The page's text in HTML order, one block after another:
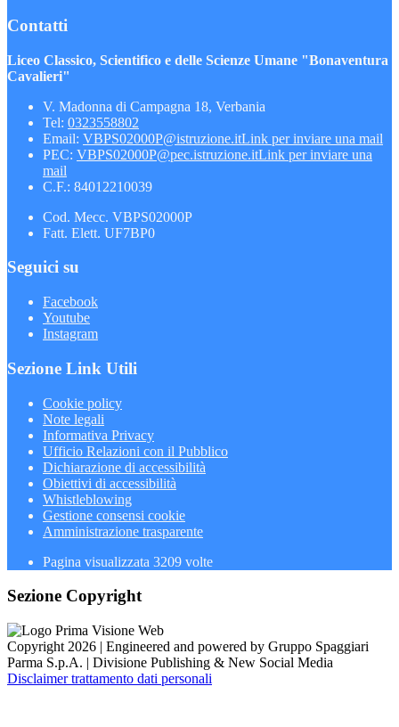
Contatti
Liceo Classico, Scientifico e delle Scienze Umane "Bonaventura
Cavalieri"
V. Madonna di Campagna 18, Verbania
Tel: 0323558802
Email: VBPS02000P@istruzione.itLink per inviare una mail
PEC: VBPS02000P@pec.istruzione.itLink per inviare una
mail
C.F.: 84012210039
Cod. Mecc. VBPS02000P
Fatt. Elett. UF7BP0
Seguici su
Facebook
Youtube
Instagram
Sezione Link Utili
Cookie policy
Note legali
Informativa Privacy
Ufficio Relazioni con il Pubblico
Dichiarazione di accessibilità
Obiettivi di accessibilità
Whistleblowing
Gestione consensi cookie
Amministrazione trasparente
Pagina visualizzata 3209 volte
Sezione Copyright
Copyright 2026 | Engineered and powered by Gruppo Spaggiari
Parma S.p.A. | Divisione Publishing & New Social Media
Disclaimer trattamento dati personali